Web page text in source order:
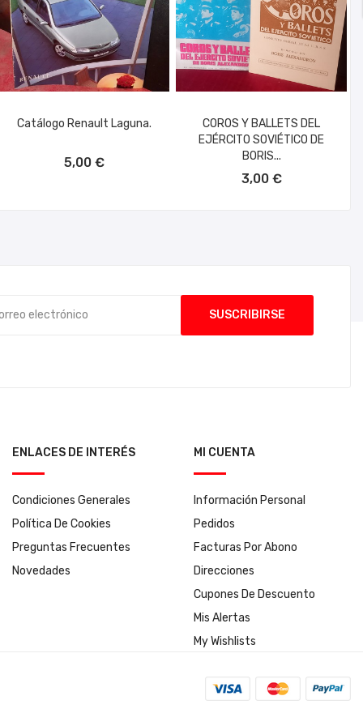
Catálogo Renault Laguna.
5,00 €
COROS Y BALLETS DEL
EJÉRCITO SOVIÉTICO DE
BORIS...
3,00 €
ENLACES DE INTERÉS
Condiciones Generales
Política De Cookies
Preguntas Frecuentes
Novedades
MI CUENTA
Información Personal
Pedidos
Facturas Por Abono
Direcciones
Cupones De Descuento
Mis Alertas
My Wishlists